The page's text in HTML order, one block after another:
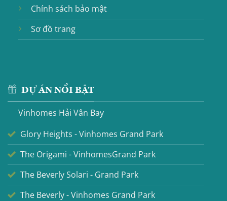
Chính sách bảo mật
Sơ đồ trang
DỰ ÁN NỔI BẬT
Vinhomes Hải Vân Bay
Glory Heights - Vinhomes Grand Park
The Origami - VinhomesGrand Park
The Beverly Solari - Grand Park
The Beverly - Vinhomes Grand Park